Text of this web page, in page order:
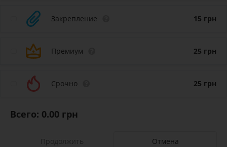
Закрепление 15 грн
Премиум 25 грн
Срочно 25 грн
Всего: 0.00 грн
Отмена